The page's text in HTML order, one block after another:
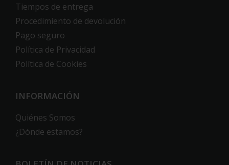
Tiempos de entrega
Procedimiento de devolución
Pago seguro
Política de Privacidad
Política de Cookies
INFORMACIÓN
Quiénes Somos
¿Dónde estamos?